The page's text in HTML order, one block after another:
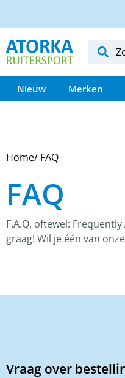
Nieuw Merken
Home/ FAQ
FAQ
F.A.Q. oftewel:
graag! Wil je één van
Vraag over